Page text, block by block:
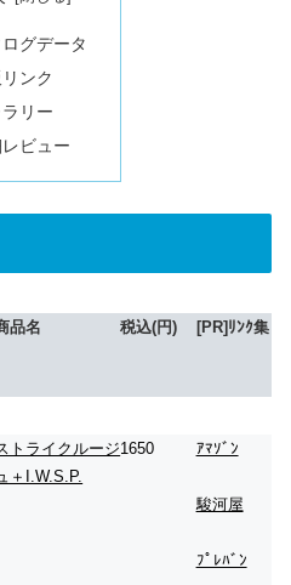
グデータ
ンク
リー
ビュー
品名 税込(円) [PR]ﾘﾝｸ集
トライクルージ
＋I.W.S.P.
1650 ｱﾏｿﾞﾝ
駿河屋
ﾌﾟﾚﾊﾞﾝ